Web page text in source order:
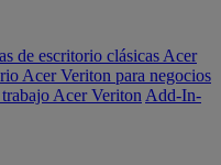
de escritorio clásicas Acer
Acer Veriton para negocios
Acer Veriton Add-In-